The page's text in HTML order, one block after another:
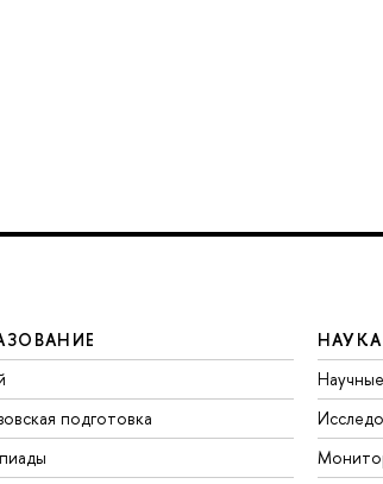
подготовка
НАУКА